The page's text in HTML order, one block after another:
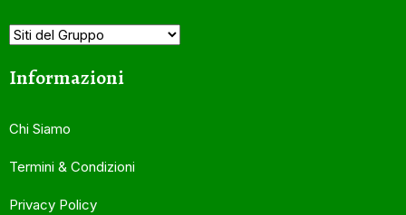
Informazioni
Chi Siamo
Termini & Condizioni
Privacy Policy